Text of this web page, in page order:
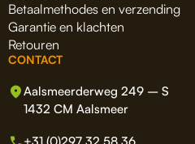
Betaalmethodes en verzending
Garantie en klachten
Retouren
CONTACT
Aalsmeerderweg 249 – S
1432 CM Aalsmeer